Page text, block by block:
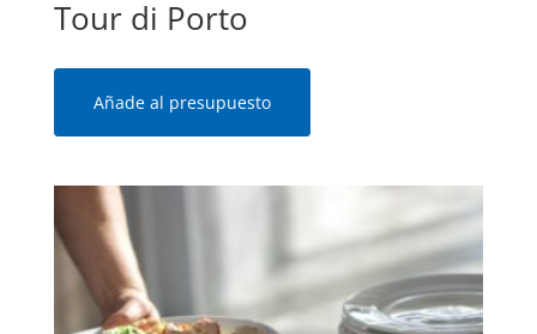
Tour di Porto
Añade al presupuesto